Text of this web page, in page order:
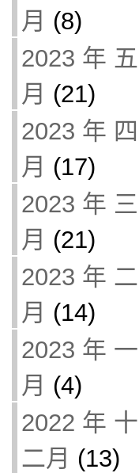
月 (8)
2023 年 五
月 (21)
2023 年 四
月 (17)
2023 年 三
月 (21)
2023 年 二
月 (14)
2023 年 一
月 (4)
2022 年 十
二月 (13)